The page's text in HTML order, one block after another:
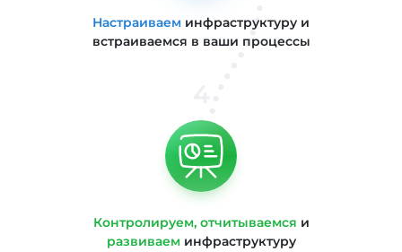
Настраиваем инфраструктуру и
встраиваемся в ваши процессы
Контролируем, отчитываемся и
развиваеминфраструктуру